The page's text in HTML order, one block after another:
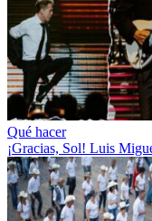
Qué hacer
¡Gracias, Sol! Luis